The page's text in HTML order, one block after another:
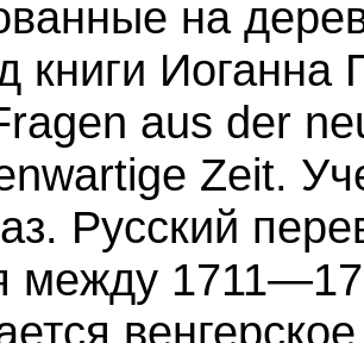
на
книги
aus der
Zeit.
Русский
между